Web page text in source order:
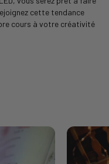
cette tendance
cours à votre créativité